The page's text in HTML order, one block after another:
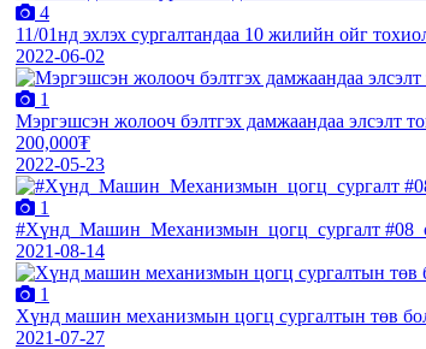
4
11/01нд эхлэх сургалтандаа 10 жилийн ойг
2022-06-02
1
Мэргэшсэн жолооч бэлтгэх дамжаандаа элсэлт
200,000₮
2022-05-23
1
#Хүнд_Машин_Механизмын_цогц_сургалт
2021-08-14
1
Хүнд машин механизмын цогц сургалтын төв
2021-07-27